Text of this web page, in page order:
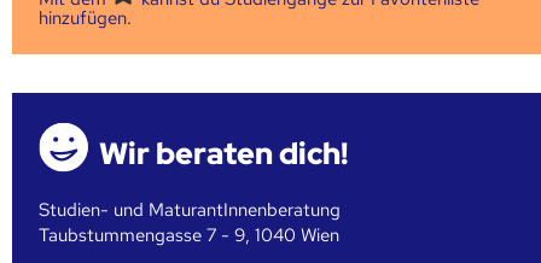
hinzufügen.
Wir beraten dich!
Studien- und MaturantInnenberatung
Taubstummengasse 7 - 9, 1040 Wien